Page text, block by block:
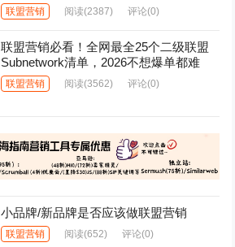
联盟营销 阅读(2387) 评论(0)
联盟营销必看！全网最全25个二级联盟
Subnetwork清单，2026不想爆单都难
联盟营销 阅读(3562) 评论(0)
小品牌/新品牌是否应该做联盟营销
联盟营销 阅读(652) 评论(0)